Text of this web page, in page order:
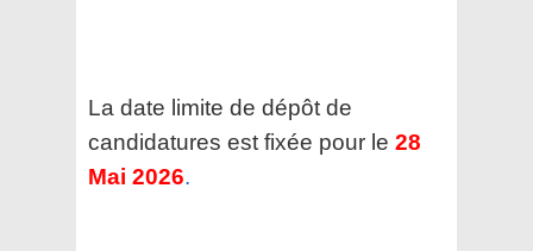
La date limite de dépôt de
candidatures est fixée pour le 28
Mai 2026.